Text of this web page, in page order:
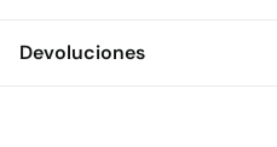
Cuidados
Envío a tienda: 2-5 días.
Devoluciones